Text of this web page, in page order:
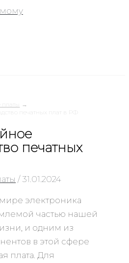
печатных плат в РФ
печатных
/31.01.2024
электроника
частью нашей
и одним из
в этой сфере
плата. Для